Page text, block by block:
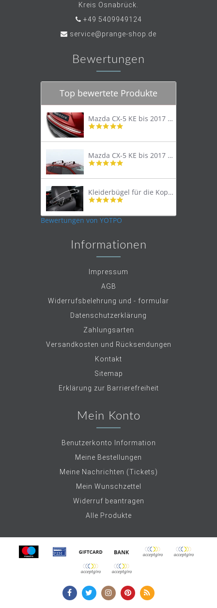
Kreis Osnabrück.
+49 5409949124
service@prange-shop.de
Bewertungen
Top bewertete Produkte
Mazda CX-5 KE bis 2017 Trittschutzleiste Edelstahl original
4.8
rating
Mazda CX-5 KE bis 2017 Lastenträger Dachträger
4.9
rating
Kleiderbügel für die Kopfstütze
4.9
rating
Bewertungen von YOTPO
Informationen
Impressum
AGB
Widerrufsbelehrung und - formular
Datenschutzerklärung
Zahlungsarten
Versandkosten und Rücksendungen
Kontakt
Sitemap
Erklärung zur Barrierefreiheit
Mein Konto
Benutzerkonto Information
Meine Bestellungen
Meine Nachrichten (Tickets)
Mein Wunschzettel
Widerruf beantragen
Alle Produkte